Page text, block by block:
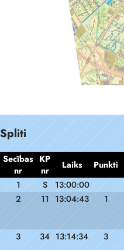
Spliti
Secības
nr
KP
nr
Laiks Punkti
1
S
13:00:00
2
11 13:04:43 1
3 34 13:14:34 3